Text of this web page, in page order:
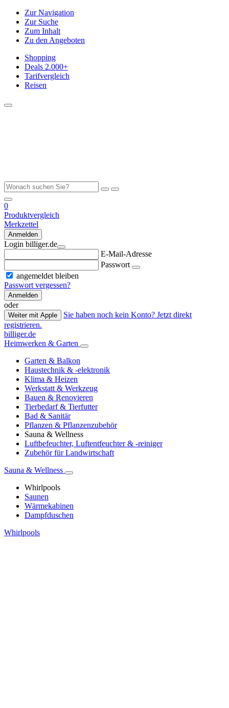
Zur Navigation
Zur Suche
Zum Inhalt
Zu den Angeboten
Shopping
Deals 2.000+
Tarifvergleich
Reisen
0
Produktvergleich
Merkzettel
Anmelden
Login billiger.de
E-Mail-Adresse
Passwort
angemeldet bleiben
Passwort vergessen?
Anmelden
oder
Weiter mit Apple
Sie haben noch kein Konto? Jetzt direkt
registrieren.
billiger.de
Heimwerken & Garten
Garten & Balkon
Haustechnik & -elektronik
Klima & Heizen
Werkstatt & Werkzeug
Bauen & Renovieren
Tierbedarf & Tierfutter
Bad & Sanitär
Pflanzen & Pflanzenzubehör
Sauna & Wellness
Luftbefeuchter, Luftentfeuchter & -reiniger
Zubehör für Landwirtschaft
Sauna & Wellness
Whirlpools
Saunen
Wärmekabinen
Dampfduschen
Whirlpools